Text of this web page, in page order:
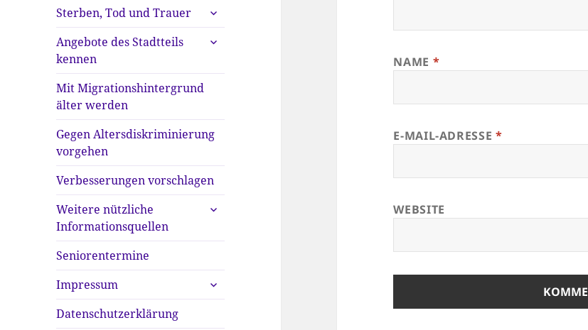
Sterben, Tod und Trauer
untermenü
anzeigen
Angebote des Stadtteils
kennen
untermenü
Mit Migrationshintergrund
älter werden
Gegen Altersdiskriminierung
vorgehen
Verbesserungen vorschlagen
Weitere nützliche
Informationsquellen
untermenü
Seniorentermine
Impressum
untermenü
anzeigen
Datenschutzerklärung
NAME *
E-MAIL-ADRESSE *
WEBSITE